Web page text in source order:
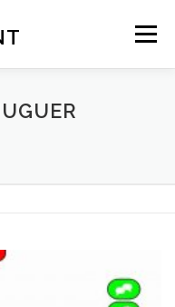
Menu